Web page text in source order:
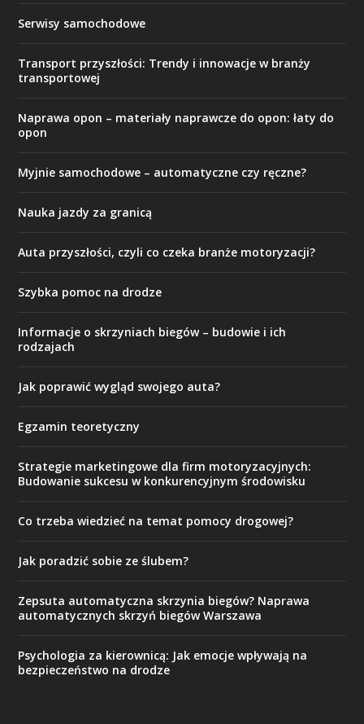
Serwisy samochodowe
Transport przyszłości: Trendy i innowacje w branży
transportowej
Naprawa opon – materiały naprawcze do opon: łaty do
opon
Myjnie samochodowe – automatyczne czy ręczne?
Nauka jazdy za granicą
Auta przyszłości, czyli co czeka branże motoryzacji?
Szybka pomoc na drodze
Informacje o skrzyniach biegów – budowie i ich
rodzajach
Jak poprawić wygląd swojego auta?
Egzamin teoretyczny
Strategie marketingowe dla firm motoryzacyjnych:
Budowanie sukcesu w konkurencyjnym środowisku
Co trzeba wiedzieć na temat pomocy drogowej?
Jak poradzić sobie ze ślubem?
Zepsuta automatyczna skrzynia biegów? Naprawa
automatycznych skrzyń biegów Warszawa
Psychologia za kierownicą: Jak emocje wpływają na
bezpieczeństwo na drodze